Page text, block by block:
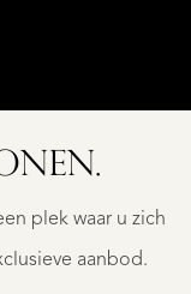
plek waar u zich
aanbod.
SPRUNDEL
45
995.000